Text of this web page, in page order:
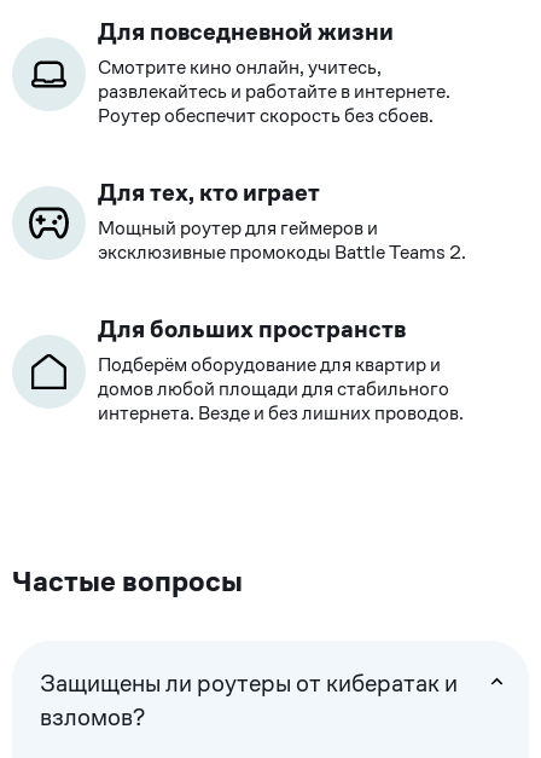
Для повседневной жизни
Смотрите кино онлайн, учитесь,
развлекайтесь и работайте в интернете.
Роутер обеспечит скорость без сбоев.
Для тех, кто играет
Мощный роутер для геймеров и
эксклюзивные промокоды Battle Teams 2.
Для больших пространств
Подберём оборудование для квартир и
домов любой площади для стабильного
интернета. Везде и без лишних проводов.
Частые вопросы
Защищены ли роутеры от кибератак и
взломов?